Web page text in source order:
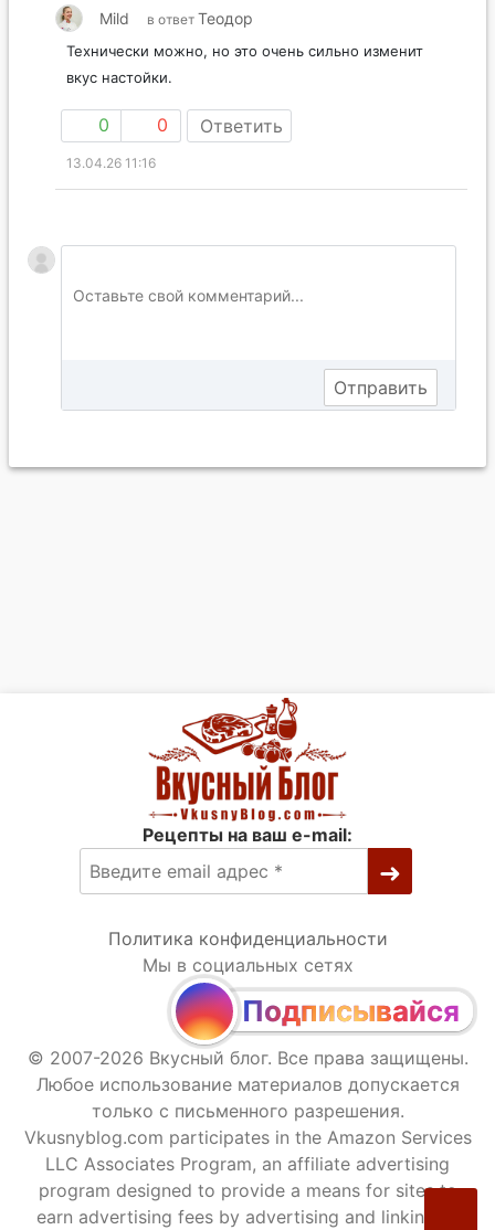
Технически можно, но это очень сильно изменит
0 0 Ответить
13.04.26 11:16
Рецепты на ваш e-mail:
Политика конфиденциальности
Мы в социальных сетях
Подписывайся
© 2007-2026 Вкусный блог. Все права защищены.
Любое использование материалов допускается
только с письменного разрешения.
Vkusnyblog.com participates in the Amazon Services
LLC Associates Program, an affiliate advertising
program designed to provide a means for sites to
earn advertising fees by advertising and linking to